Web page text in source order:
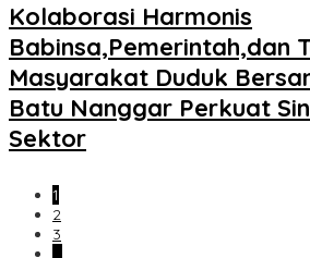
Kolaborasi Harmonis
Babinsa,Pemerintah,dan
Masyarakat Duduk
Batu Nanggar Perkuat
Sektor
1
2
3